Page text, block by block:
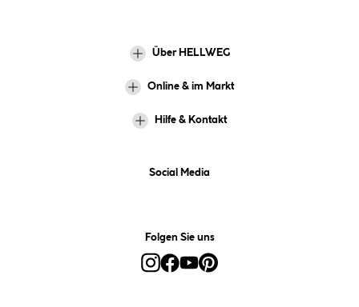
Über HELLWEG
Online & im Markt
Hilfe & Kontakt
Social Media
Folgen Sie uns